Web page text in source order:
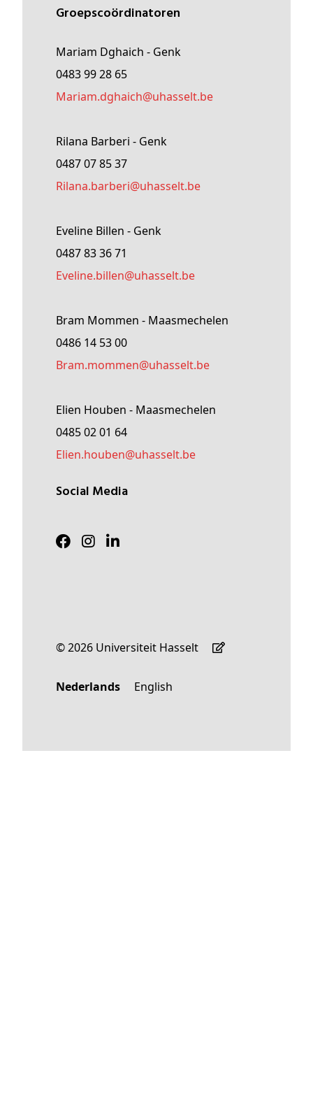
Groepscoördinatoren
Mariam Dghaich - Genk
0483 99 28 65
Mariam.dghaich@uhasselt.be
Rilana Barberi - Genk
0487 07 85 37
rilana.barberi@uhasselt.be
Eveline Billen - Genk
0487 83 36 71
Eveline.billen@uhasselt.be
Bram Mommen - Maasmechelen
0486 14 53 00
Bram.mommen@uhasselt.be
Elien Houben - Maasmechelen
0485 02 01 64
Elien.houben@uhasselt.be
Social Media
© 2026 Universiteit Hasselt
Nederlands English